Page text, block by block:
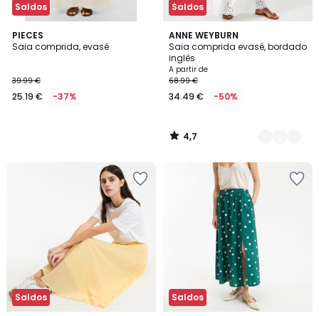
Saldos
PIECES
Saia comprida, evasé
39.99 €
25.19 € -37%
Saldos
ANNE WEYBURN
Saia comprida evasé, bordado
inglês
A partir de
68.99 €
34.49 € -50%
4,7
/ 5
2
Cores
4,7
/
Saldos Saldos